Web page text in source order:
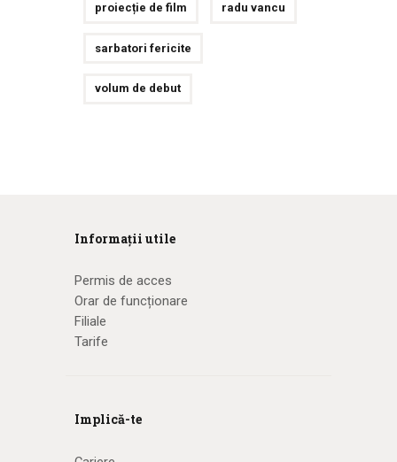
proiecție de film radu vancu
sarbatori fericite
volum de debut
Informații utile
Permis de acces
Orar de funcționare
Filiale
Tarife
Implică-te